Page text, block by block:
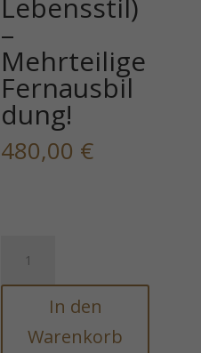
Lebensstil)
–
Mehrteilige
Fernausbil
dung!
480,00 €
Ätherische
Ayurveda-/Kräuteressenzsysteme
(Rundum
Paket
In den
Warenkorb